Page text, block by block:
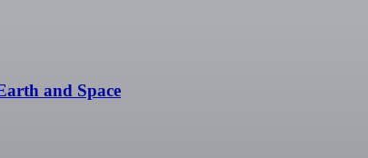
and Space